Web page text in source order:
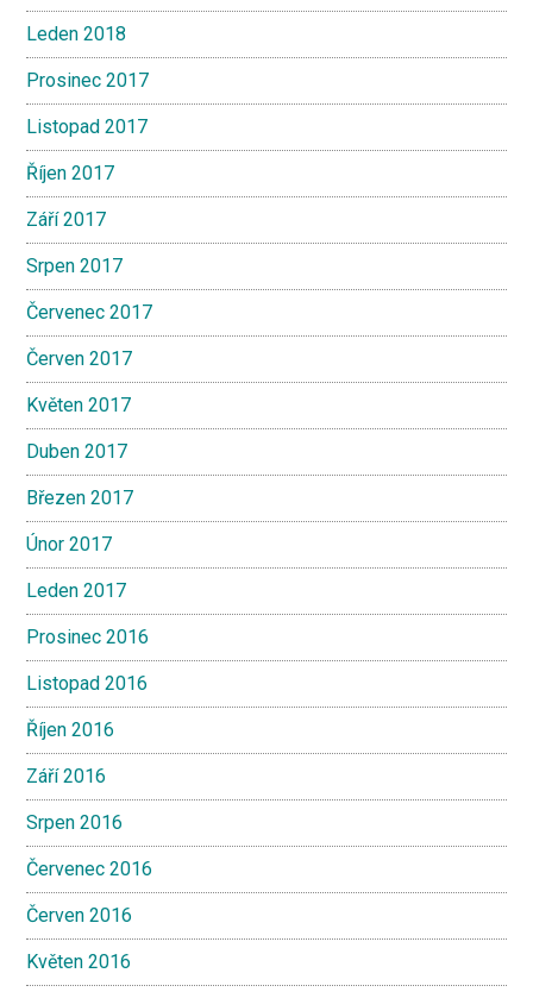
Leden 2018
Prosinec 2017
Listopad 2017
Říjen 2017
Září 2017
Srpen 2017
Červenec 2017
Červen 2017
Květen 2017
Duben 2017
Březen 2017
Únor 2017
Leden 2017
Prosinec 2016
Listopad 2016
Říjen 2016
Září 2016
Srpen 2016
Červenec 2016
Červen 2016
Květen 2016